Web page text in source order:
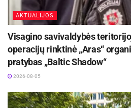
AKTUALIJOS
Visagino savivaldybės
operacijų rinktinė „Aras“
pratybas „Baltic Shadow“
2026-08-05